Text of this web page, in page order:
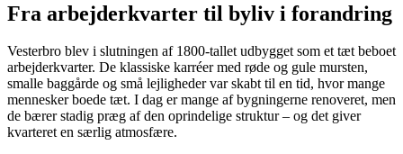
Fra arbejderkvarter til byliv i forandring
Vesterbro blev i slutningen af 1800-tallet udbygget som et tæt beboet
arbejderkvarter. De klassiske karréer med røde og gule mursten,
smalle baggårde og små lejligheder var skabt til en tid, hvor mange
mennesker boede tæt. I dag er mange af bygningerne renoveret, men
de bærer stadig præg af den oprindelige struktur – og det giver
kvarteret en særlig atmosfære.